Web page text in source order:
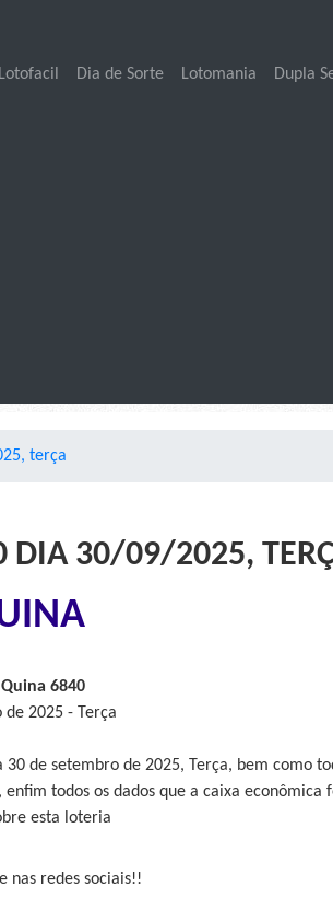
Lotofacil Dia de Sorte Lotomania Dupla
terça
DIA 30/09/2025,
6840
2025 - Terça
de setembro de 2025, Terça, bem como
todos os dados que a caixa econômica
esta loteria
nas redes sociais!!